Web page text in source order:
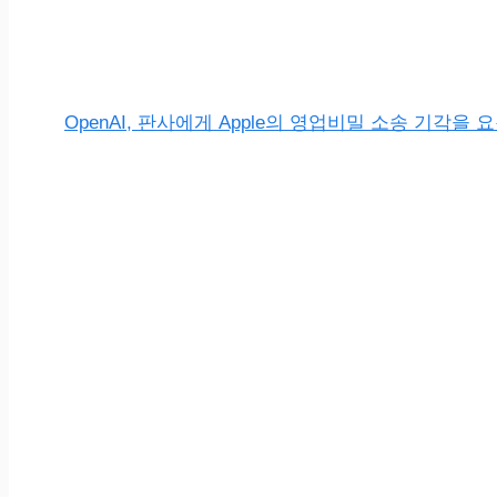
OpenAI, 판사에게 Apple의 영업비밀 소송 기각을